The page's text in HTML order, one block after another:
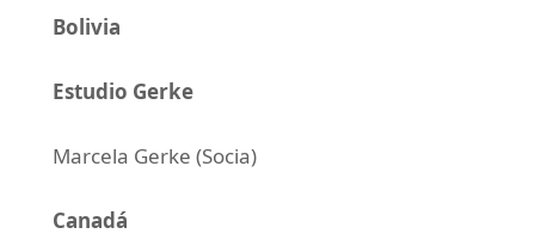
Bolivia
Estudio Gerke
Marcela Gerke (Socia)
Canadá